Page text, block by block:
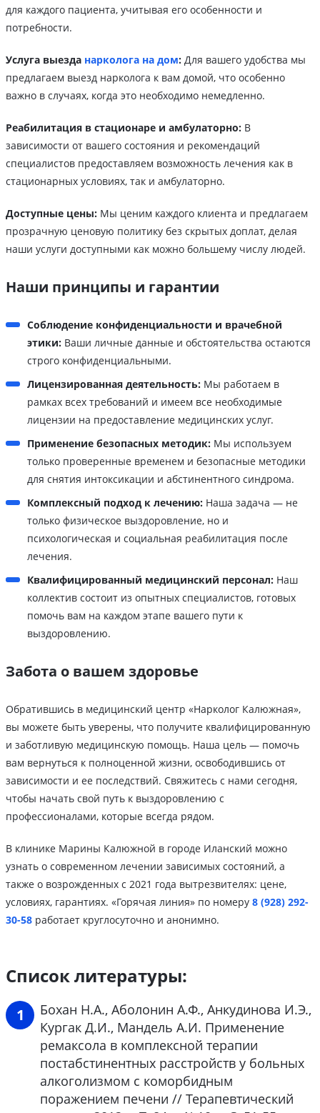
для каждого пациента, учитывая его особенности и
потребности.
Услуга выезда нарколога на дом: Для вашего удобства мы
предлагаем выезд нарколога к вам домой, что особенно
важно в случаях, когда это необходимо немедленно.
Реабилитация в стационаре и амбулаторно: В
зависимости от вашего состояния и рекомендаций
специалистов предоставляем возможность лечения как в
стационарных условиях, так и амбулаторно.
Доступные цены: Мы ценим каждого клиента и предлагаем
прозрачную ценовую политику без скрытых доплат, делая
наши услуги доступными как можно большему числу людей.
Наши принципы и гарантии
Соблюдение конфиденциальности и врачебной
этики: Ваши личные данные и обстоятельства остаются
строго конфиденциальными.
Лицензированная деятельность: Мы работаем в
рамках всех требований и имеем все необходимые
лицензии на предоставление медицинских услуг.
Применение безопасных методик: Мы используем
только проверенные временем и безопасные методики
для снятия интоксикации и абстинентного синдрома.
Комплексный подход к лечению: Наша задача — не
только физическое выздоровление, но и
психологическая и социальная реабилитация после
лечения.
Квалифицированный медицинский персонал: Наш
коллектив состоит из опытных специалистов, готовых
помочь вам на каждом этапе вашего пути к
выздоровлению.
Забота о вашем здоровье
Обратившись в медицинский центр «Нарколог Калюжная»,
вы можете быть уверены, что получите квалифицированную
и заботливую медицинскую помощь. Наша цель — помочь
вам вернуться к полноценной жизни, освободившись от
зависимости и ее последствий. Свяжитесь с нами сегодня,
чтобы начать свой путь к выздоровлению с
профессионалами, которые всегда рядом.
В клинике Марины Калюжной в городе Иланский можно
узнать о современном лечении зависимых состояний, а
также о возрожденных с 2021 года вытрезвителях: цене,
условиях, гарантиях. «Горячая линия» по номеру 8 (928) 292-
30-58 работает круглосуточно и анонимно.
Список литературы:
Бохан Н.А., Аболонин А.Ф., Анкудинова И.Э.,
Кургак Д.И., Мандель А.И. Применение
ремаксола в комплексной терапии
постабстинентных расстройств у больных
алкоголизмом с коморбидным
поражением печени // Терапевтический